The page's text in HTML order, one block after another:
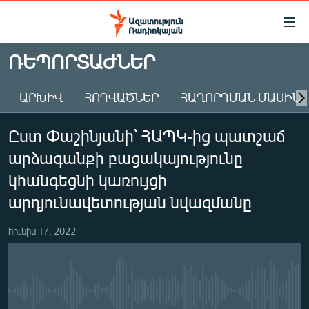
Մատչելիության
Անցնել
հիմնական
Անցնել
հիմնական
մենյուին
Որոնում
ԱԶԱՏՈՒԹՅՈՒՆ TV
ՀԱՅԱՍՏԱՆ
ԸՆՏՐՈՒԹՅՈՒՆՆԵՐ 2026
ԻՐԱՎՈՒՆՔ
ՀԱՍԱՐԱԿՈՒԹՅՈՒՆ
ՂԱՐԱԲԱՂ
ՌԵՊՈՐՏԱԺՆԵՐ
ԱՐԽԻՎ ՀՈԴՎԱԾՆԵՐ ՀԱՂՈՐԴՄԱՆ ՄԱՍԻՆ
Ըստ Փաշինյանի՝ ՀԱՊԿ-ից պատշաճ
արձագանքի բացակայությունը
կհանգեցնի կառույցի
արդյունավետության նվազմանը
հունիս 17, 2022